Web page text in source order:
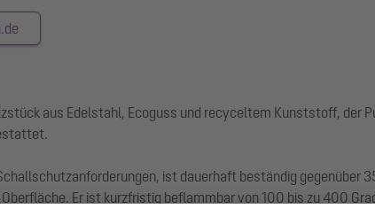
aus Edelstahl, Ecoguss und recyceltem Kunststoff, der
ist dauerhaft beständig gegenüber
Er ist kurzfristig beflammbar von 100 bis zu 400